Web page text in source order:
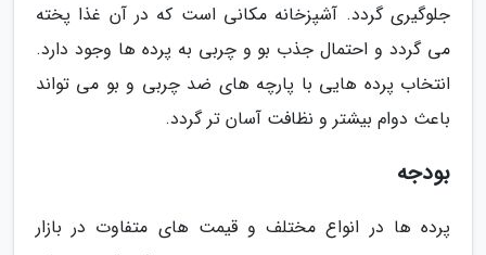
جلوگیری گردد. آشپزخانه مکانی است که در آن غذا پخته
می گردد و احتمال جذب بو و چربی به پرده ها وجود دارد.
انتخاب پرده هایی با پارچه های ضد چربی و بو می تواند
باعث دوام بیشتر و نظافت آسان تر گردد.
بودجه
پرده ها در انواع مختلف و قیمت های متفاوت در بازار